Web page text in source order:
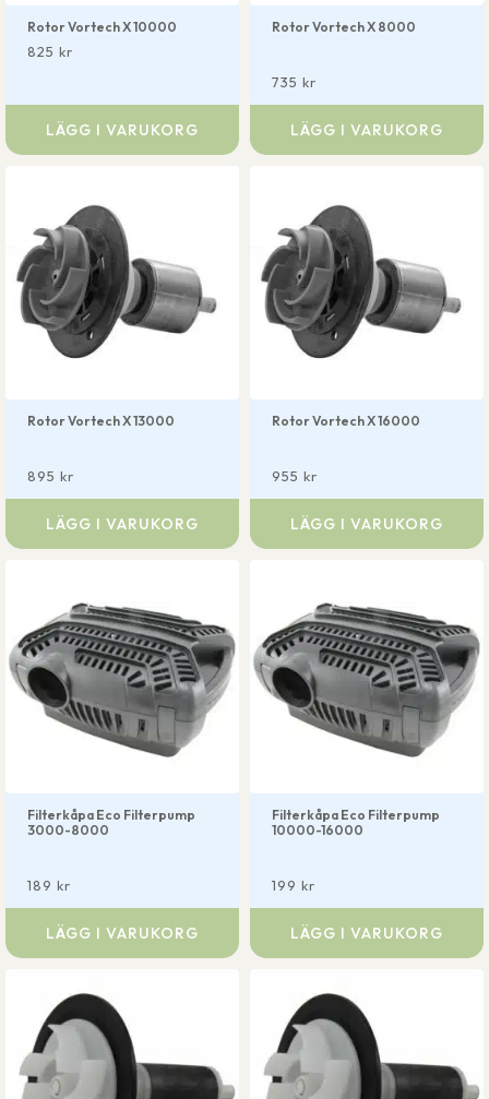
Rotor Vortech X 10000
825 kr
LÄGG I VARUKORG
Rotor Vortech X 8000
735 kr
LÄGG I VARUKORG
Rotor Vortech X 13000
895 kr
LÄGG I VARUKORG
Rotor Vortech X 16000
955 kr
LÄGG I VARUKORG
Filterkåpa Eco Filterpump
3000-8000
189 kr
LÄGG I VARUKORG
Filterkåpa Eco Filterpump
10000-16000
199 kr
LÄGG I VARUKORG